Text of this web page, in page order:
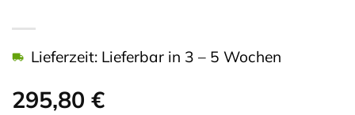
295,80 €
Lieferzeit: Lieferbar in 3 – 5 Wochen